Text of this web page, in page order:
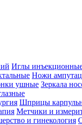
Иглы
Ножи
ушные Зеркала
Шприцы
Метчики и
и гинекология